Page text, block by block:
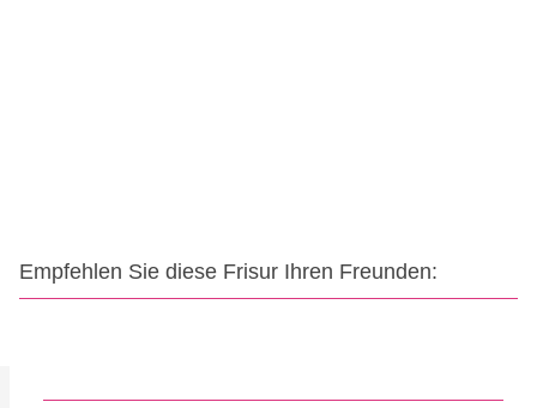
Empfehlen Sie diese Frisur Ihren Freunden: